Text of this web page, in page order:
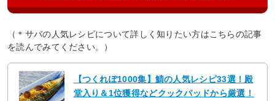
（＊サバの人気レシピについて詳しく知りたい方はこちらの記事
を読んでみてください。）
【つくれぽ1000集】鯖の人気レシピ33選！殿
堂入り＆1位獲得などクックパッドから厳選！